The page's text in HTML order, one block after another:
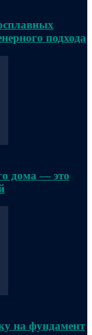
подхода
дома — это
на фундамент